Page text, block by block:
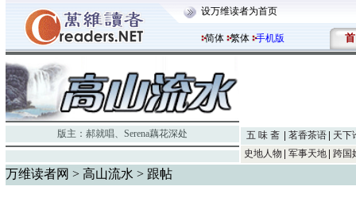
设万维读者为首页
简体 繁体 手机版 首
版主： 郝就唱、 Serena藕花深处 五 味 斋 茗香茶语
天下
史地人物
军事天地 跨国
万维读者网 > 高山流水 > 跟帖